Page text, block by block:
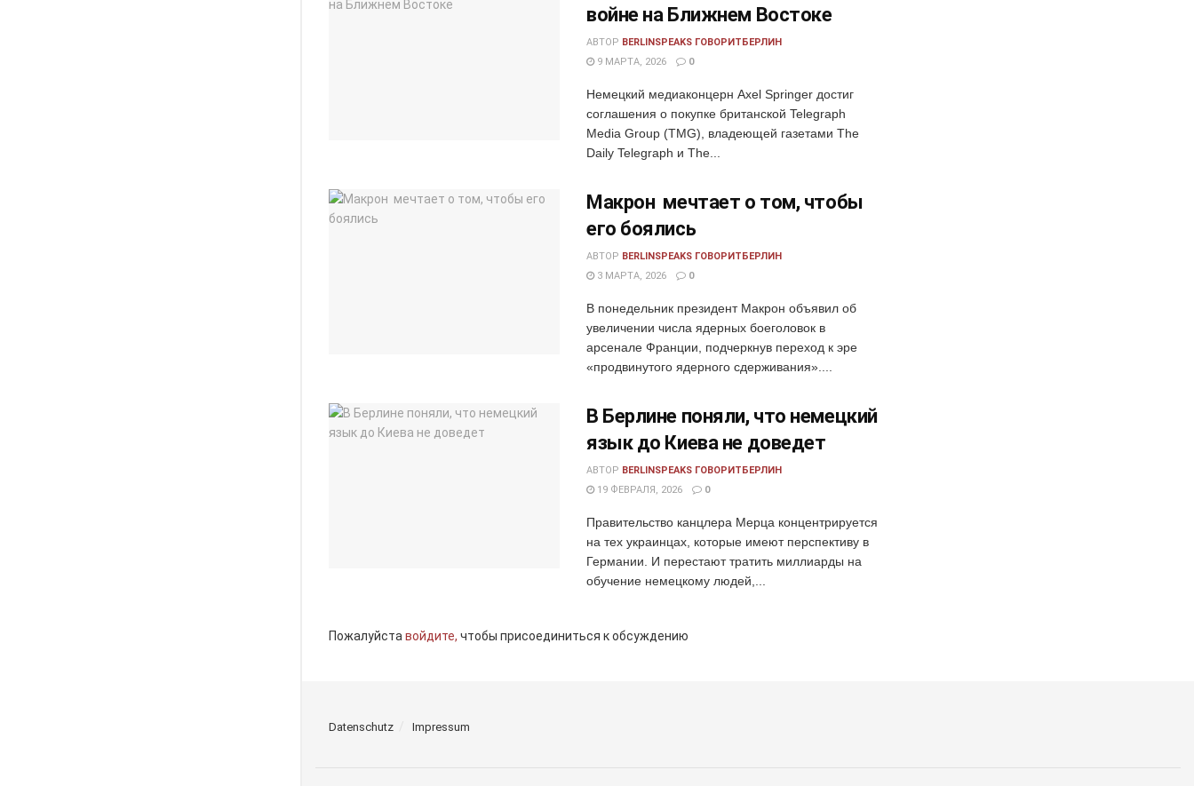
войне на Ближнем Востоке
АВТОР BERLINSPEAKS ГОВОРИТБЕРЛИН
9 МАРТА, 2026
0
Немецкий медиаконцерн Axel Springer достиг
соглашения о покупке британской Telegraph
Media Group (TMG), владеющей газетами The
Daily Telegraph и The...
Макрон мечтает о том, чтобы
его боялись
АВТОР BERLINSPEAKS ГОВОРИТБЕРЛИН
3 МАРТА, 2026
0
В понедельник президент Макрон объявил об
увеличении числа ядерных боеголовок в
арсенале Франции, подчеркнув переход к эре
«продвинутого ядерного сдерживания»....
В Берлине поняли, что немецкий
язык до Киева не доведет
АВТОР BERLINSPEAKS ГОВОРИТБЕРЛИН
19 ФЕВРАЛЯ, 2026
0
Правительство канцлера Мерца концентрируется
на тех украинцах, которые имеют перспективу в
Германии. И перестают тратить миллиарды на
обучение немецкому людей,...
Пожалуйста войдите, чтобы присоединиться к обсуждению
Datenschutz Impressum